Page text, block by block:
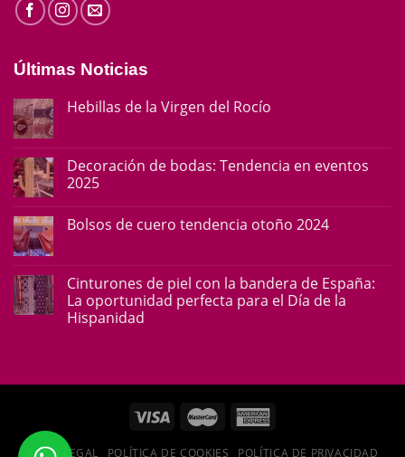
Últimas Noticias
Hebillas de la Virgen del Rocío
Decoración de bodas: Tendencia en eventos
2025
Bolsos de cuero tendencia otoño 2024
Cinturones de piel con la bandera de España:
La oportunidad perfecta para el Día de la
Hispanidad
AVISO LEGAL POLÍTICA DE COOKIES POLÍTICA DE PRIVACIDAD